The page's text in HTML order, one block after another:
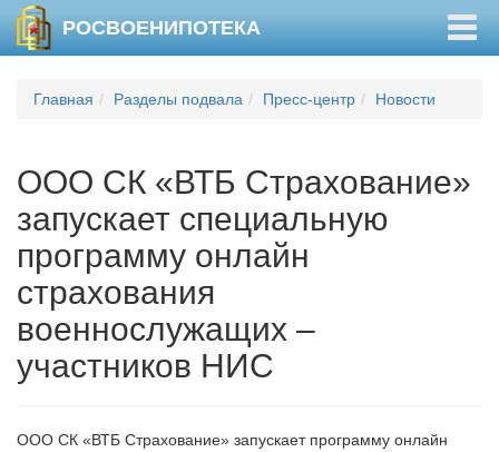
РОСВОЕНИПОТЕКА
Главная Разделы подвала Пресс-центр Новости
ООО СК «ВТБ Страхование»
запускает специальную
программу онлайн
страхования
военнослужащих –
участников НИС
ООО СК «ВТБ Страхование» запускает программу онлайн